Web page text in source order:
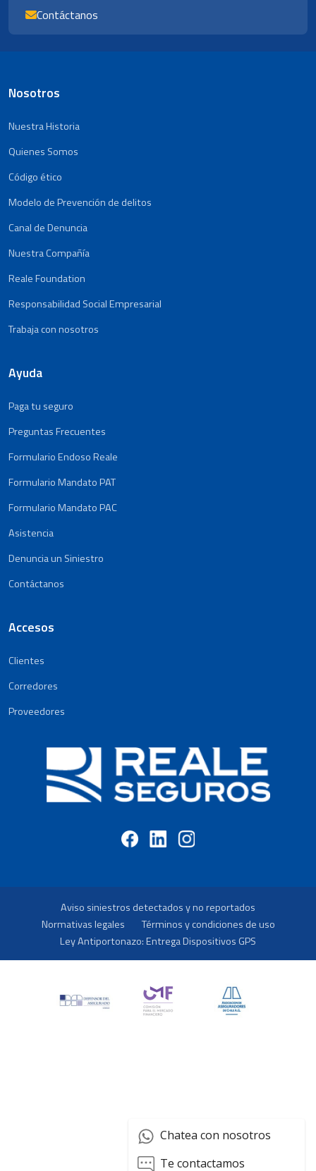
Chatea con nosotros
Te contactamos
Contáctanos
Nosotros
Nuestra Historia
Quienes Somos
Código ético
Modelo de Prevención de delitos
Canal de Denuncia
Nuestra Compañía
Reale Foundation
Responsabilidad Social Empresarial
Trabaja con nosotros
Ayuda
Paga tu seguro
Preguntas Frecuentes
Formulario Endoso Reale
Formulario Mandato PAT
Formulario Mandato PAC
Asistencia
Denuncia un Siniestro
Contáctanos
Accesos
Clientes
Corredores
Proveedores
Aviso siniestros detectados y no reportados
Normativas legales
Términos y condiciones de uso
Ley Antiportonazo: Entrega Dispositivos GPS